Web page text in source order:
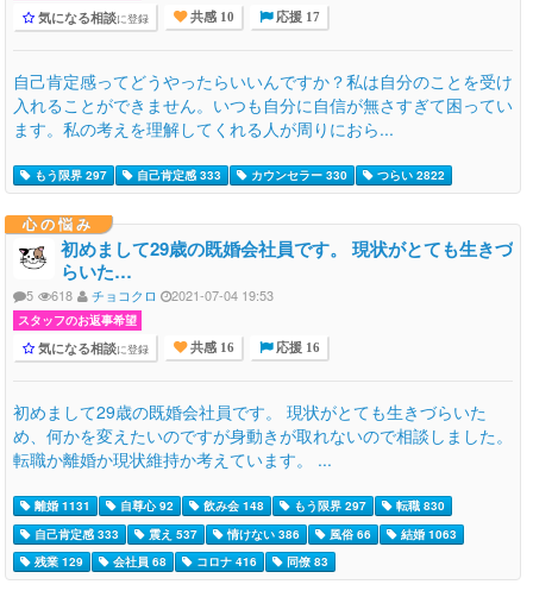
気になる相談に登録 共感 10 応援 17
自己肯定感ってどうやったらいいんですか？私は自分のことを受け
入れることができません。いつも自分に自信が無さすぎて困ってい
ます。私の考えを理解してくれる人が周りにおら...
もう限界 297 自己肯定感 333 カウンセラー 330 つらい 2822
心の悩み
初めまして29歳の既婚会社員です。 現状がとても生きづ
らいた…
5 618 チョコクロ 2021-07-04 19:53
スタッフのお返事希望
気になる相談に登録 共感 16 応援 16
初めまして29歳の既婚会社員です。 現状がとても生きづらいた
め、何かを変えたいのですが身動きが取れないので相談しました。
転職か離婚か現状維持か考えています。 ...
離婚 1131 自尊心 92 飲み会 148 もう限界 297
転職 830
自己肯定感 333
震え 537 情けない 386 風俗 66
結婚 1063
残業 129
会社員 68 コロナ 416 同僚 83